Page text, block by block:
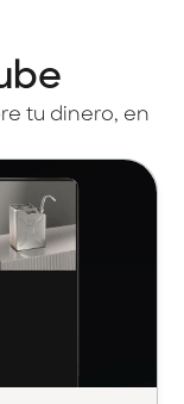
tu dinero, en